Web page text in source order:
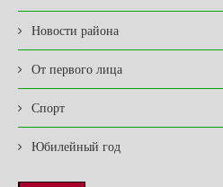
Новости района
От первого лица
Спорт
Юбилейный год